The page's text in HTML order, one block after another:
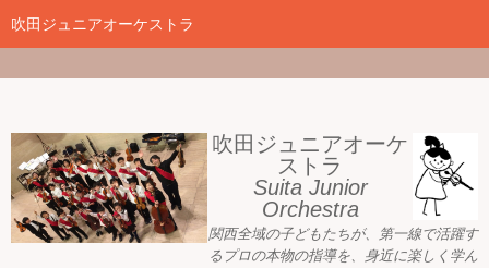
verification=nW1XDOjsXUeBk5Tr0WL2kTnlmTP78udH3yRHAbTSBv8
吹田ジュニアオーケストラ
吹田ジュニアオーケ
ストラ
Suita Junior
Orchestra
関西全域の子どもたちが、
第一線で活躍す
るプロの本物の指導を、身近に楽しく学ん
ホーム
新着情報
活動目標
指導者ご紹介